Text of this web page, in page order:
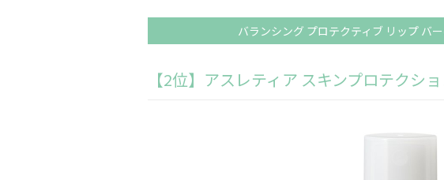
バランシング プロテクティブ リップ バ
【2位】アスレティア スキンプロテクシ